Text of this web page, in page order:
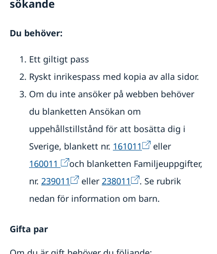
sökande
Du behöver:
Ett giltigt pass
Ryskt inrikespass med kopia av alla sidor.
Om du inte ansöker på webben behöver
du blanketten Ansökan om
uppehållstillstånd för att bosätta dig i
Sverige, blankett nr. 161011
eller
160011
och blanketten Familjeuppgifter,
nr. 239011 eller 238011
. Se rubrik
nedan för information om barn.
Gifta par